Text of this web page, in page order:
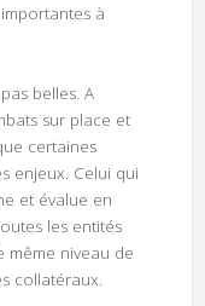
à
belles. A
sur place et
certaines
enjeux. Celui qui
et évalue en
les entités
même niveau de
collatéraux.